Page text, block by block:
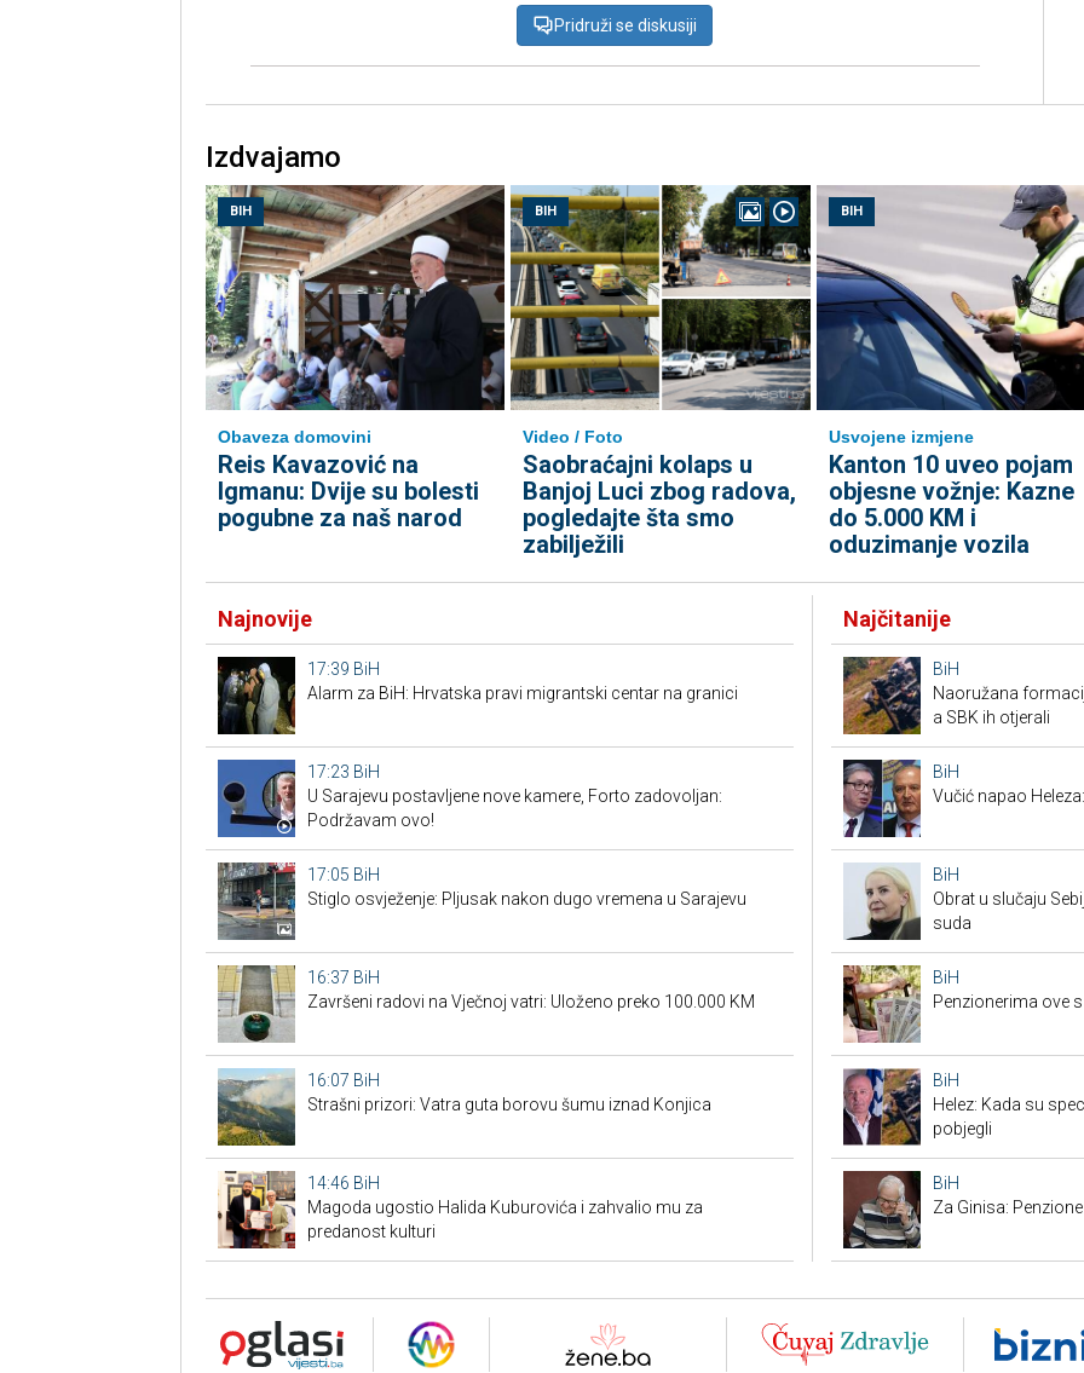
Pridruži se diskusiji
Izdvajamo
BIH
Obaveza domovini
Reis Kavazović na
Igmanu: Dvije su bolesti
pogubne za naš narod
BIH
Video / Foto
Saobraćajni kolaps u
Banjoj Luci zbog radova,
pogledajte šta smo
zabilježili
BIH
Usvojene izmjene
Kanton 10 uveo pojam
objesne vožnje: Kazne
do 5.000 KM i
oduzimanje vozila
Najnovije
17:39 BiH
Alarm za BiH: Hrvatska pravi migrantski centar na granici
17:23 BiH
U Sarajevu postavljene nove kamere, Forto zadovoljan:
Podržavam ovo!
17:05 BiH
Stiglo osvježenje: Pljusak nakon dugo vremena u Sarajevu
16:37 BiH
Završeni radovi na Vječnoj vatri: Uloženo preko 100.000 KM
16:07 BiH
Strašni prizori: Vatra guta borovu šumu iznad Konjica
14:46 BiH
Magoda ugostio Halida Kuburovića i zahvalio mu za
predanost kulturi
Najčitanije
BiH
Naoružana
a SBK ih otjerali
BiH
Vučić napao
BiH
Obrat u slučaju
suda
BiH
Penzionerima ove
BiH
Helez: Kada su
pobjegli
BiH
Za Ginisa: